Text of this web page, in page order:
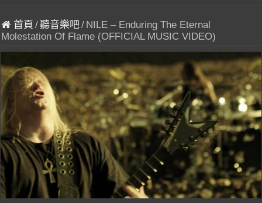
首頁 /聽音樂吧/ NILE – Enduring The Eternal
Molestation Of Flame (OFFICIAL MUSIC VIDEO)